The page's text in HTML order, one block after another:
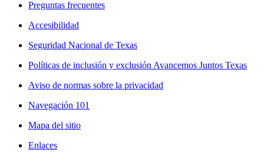
Preguntas frecuentes
Accesibilidad
Seguridad Nacional de Texas
Políticas de inclusión y exclusión Avancemos Juntos Texas
Aviso de normas sobre la privacidad
Navegación 101
Mapa del sitio
Enlaces